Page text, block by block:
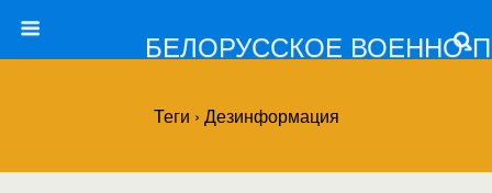
БЕЛОРУССКОЕ ВОЕННО-
Теги › Дезинформация